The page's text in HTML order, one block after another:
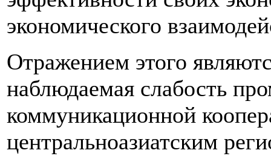
экономического
Отражением этого
наблюдаемая слабость
коммуникационной
центральноазиатским